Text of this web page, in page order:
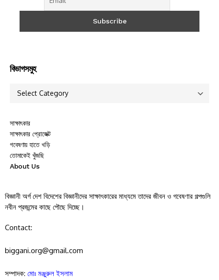
বিভাগসমুহ
সাক্ষাৎকার
সাক্ষাৎকার প্রোজেক্ট
গবেষণায় হাতে খড়ি
তোমাকেই খুঁজছি
About Us
বিজ্ঞানী অর্গ দেশ বিদেশের বিজ্ঞানীদের সাক্ষাৎকারের মাধ্যমে তাদের জীবন ও গবেষণার গল্পগুলি
নবীন প্রজন্মের কাছে পৌছে দিচ্ছে।
Contact:
biggani.org@gmail.com
সম্পাদক: মোঃ মঞ্জুরুল ইসলাম